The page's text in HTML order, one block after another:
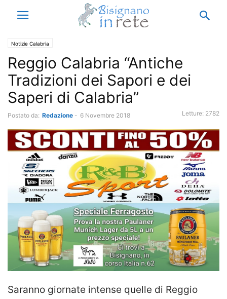
Notizie Calabria
Reggio Calabria “Antiche
Tradizioni dei Sapori e dei
Saperi di Calabria”
Postato da: Redazione - 6 Novembre 2018 Letture: 2782
Saranno giornate intense quelle di Reggio